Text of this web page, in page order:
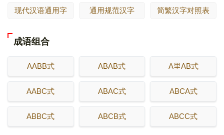
现代汉语通用字 通用规范汉字 简繁汉字对照表
成语组合
AABB式 ABAB式 A里AB式
AABC式 ABAC式 ABCA式
ABBC式 ABCB式 ABCC式